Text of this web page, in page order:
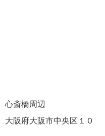
心斎橋周辺
大阪府大阪市中央区１０